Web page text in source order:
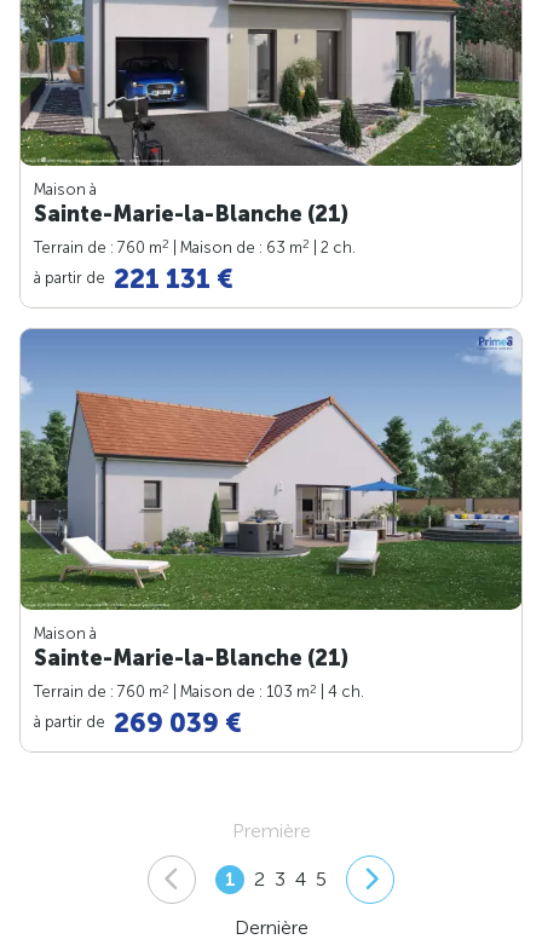
Maison à
Sainte-Marie-la-Blanche (21)
Terrain de : 760 m2 | Maison de : 63 m2
| 2 ch.
à partir de 221 131 €
Maison à
Sainte-Marie-la-Blanche (21)
Terrain de : 760 m2 | Maison de : 103 m2
| 4 ch.
à partir de 269 039 €
Première
1 2 3 4 5
Dernière